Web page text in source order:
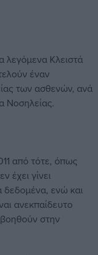
λεγόμενα Κλειστά
έναν
των ασθενών, ανά
Νοσηλείας.
από τότε, όπως
έχει γίνει
ενώ και
ανεκπαίδευτο
στην